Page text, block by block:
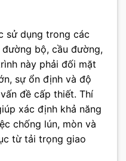
sử dụng trong các
bộ, cầu đường,
này phải đối mặt
sự ổn định và độ
đề cấp thiết. Thí
xác định khả năng
chống lún, mòn và
từ tải trọng giao